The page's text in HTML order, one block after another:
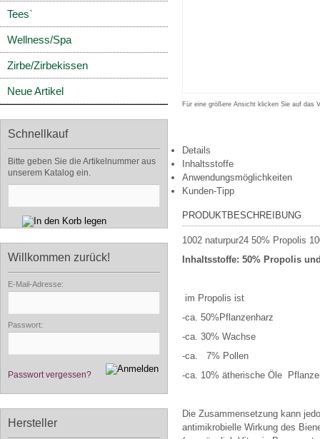
Für eine größere Ansicht klicken Sie auf das
Details
Inhaltsstoffe
Anwendungsmöglichkeiten
Kunden-Tipp
PRODUKTBESCHREIBUNG
1002 naturpur24 50% Propolis
Inhaltsstoffe: 50% Propolis
im Propolis ist
-ca. 50%Pflanzenharz
-ca. 30% Wachse
-ca.
7% Pollen
-ca. 10% ätherische Öle
Die Zusammensetzung kann
antimikrobielle Wirkung des
Tees`
Wellness/Spa
Zirbe/Zirbekissen
Neue Artikel
Schnellkauf
Bitte geben Sie die Artikelnummer aus
unserem Katalog ein.
Willkommen zurück!
E-Mail-Adresse:
Passwort:
Passwort vergessen?
Hersteller